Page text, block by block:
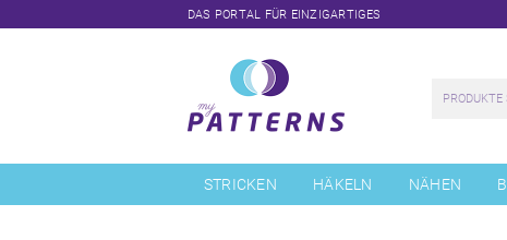
DAS PORTAL FÜR EINZIGARTIGES
überspringen
STRICKEN HÄKELN NÄHEN